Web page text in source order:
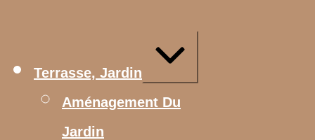
Terrasse, Jardin
Aménagement Du
Jardin